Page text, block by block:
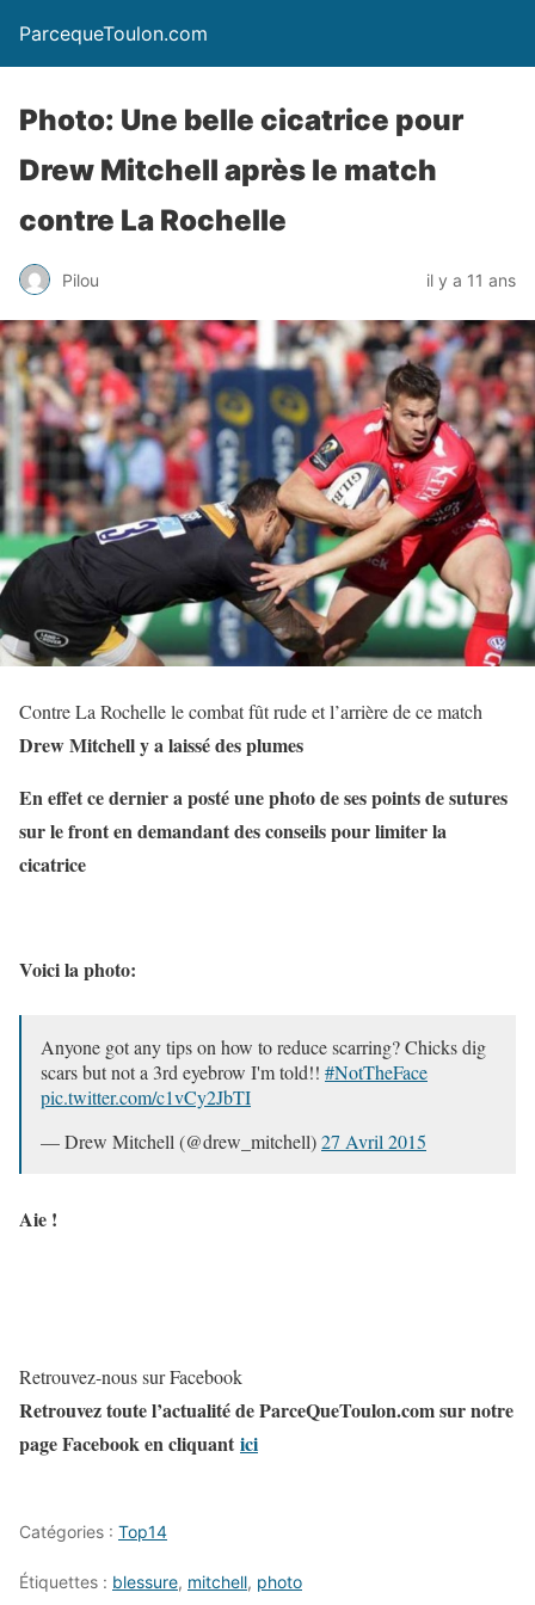
ParcequeToulon.com
Photo: Une belle cicatrice pour
Drew Mitchell après le match
contre La Rochelle
Pilou il y a 11 ans
Contre La Rochelle le combat fût rude et l’arrière de ce match
Drew Mitchell y a laissé des plumes
En effet ce dernier a posté une photo de ses points de sutures
sur le front en demandant des conseils pour limiter la
cicatrice
Voici la photo:
Anyone got any tips on how to reduce scarring? Chicks dig
scars but not a 3rd eyebrow I'm told!! #NotTheFace
pic.twitter.com/c1vCy2JbTI
— Drew Mitchell (@drew_mitchell)27 Avril 2015
Aie !
Retrouvez-nous sur Facebook
Retrouvez toute l’actualité de ParceQueToulon.com sur notre
page Facebook en cliquant ici
Catégories : Top14
Étiquettes : blessure, mitchell, photo